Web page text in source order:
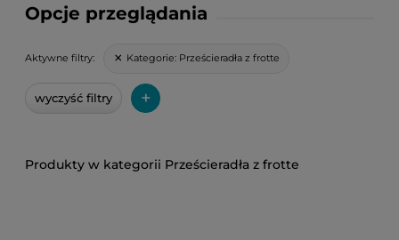
Opcje przeglądania
Aktywne filtry: Kategorie: Prześcieradła z frotte
wyczyść filtry +
Prześcieradła z frotte